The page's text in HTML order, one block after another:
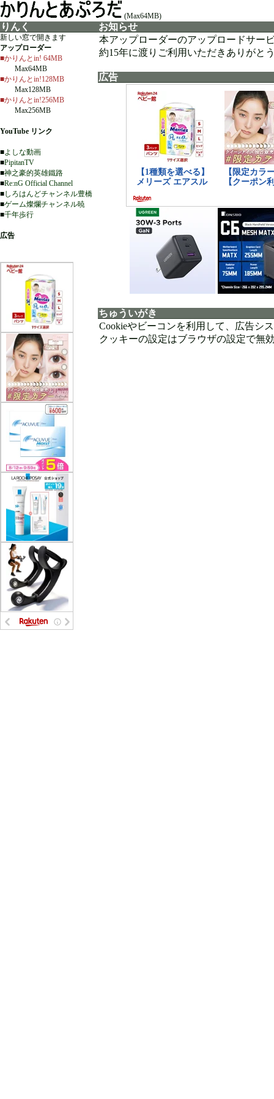
(Max64MB)
りんく
新しい窓で開きます
アップローダー
■かりんとin! 64MB
Max64MB
■かりんとin!128MB
Max128MB
■かりんとin!256MB
Max256MB
YouTube リンク
■よしな動画
■PipitanTV
■神之豪的英雄鐵路
■Re:nG Official Channel
■しろはんどチャンネル豊橋
■ゲーム燦爛チャンネル暁
■千年歩行
広告
お知らせ
本アップローダーのアップロードサー
約15年に渡りご利用いただきありがと
広告
ちゅういがき
Cookieやビーコンを利用して、広告シ
クッキーの設定はブラウザの設定で無